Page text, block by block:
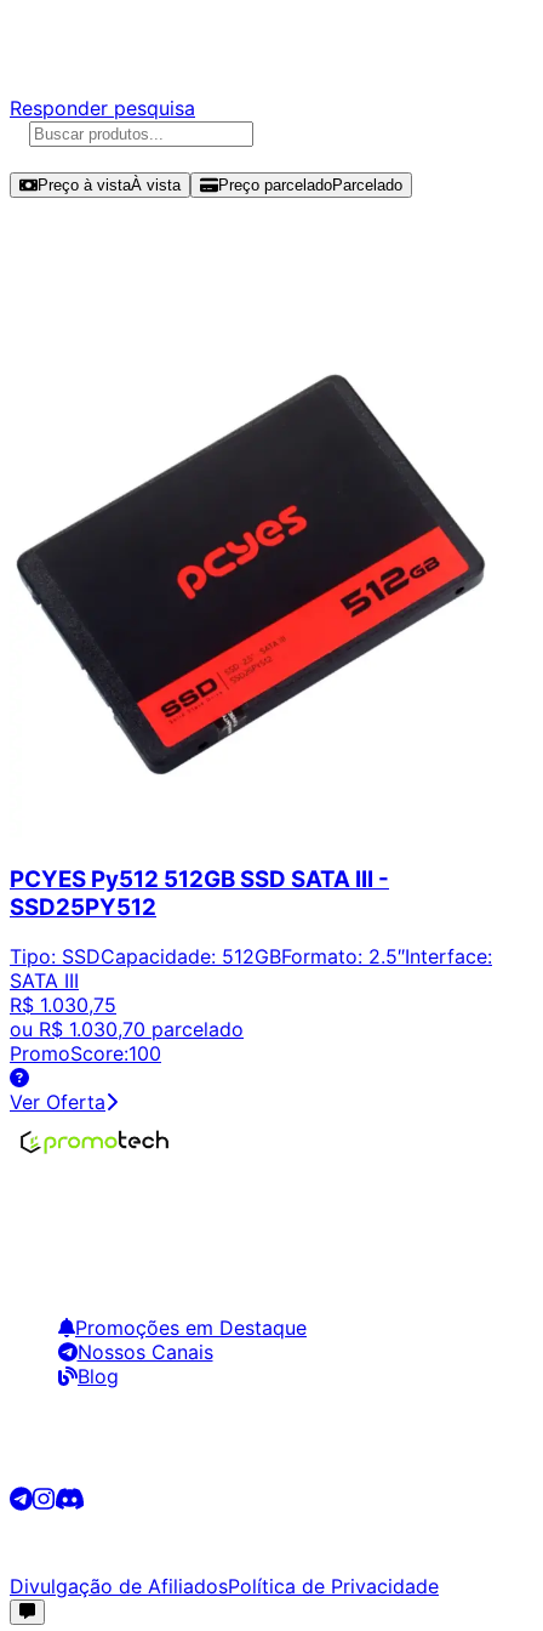
Responder pesquisa
Preço à vistaÀ vista Preço parceladoParcelado
PCYES Py512 512GB SSD SATA III -
SSD25PY512
Tipo: SSDCapacidade: 512GBFormato: 2.5″Interface:
SATA III
R$ 1.030,75
ou R$ 1.030,70 parcelado
PromoScore:100
Ver Oferta
Promoções em Destaque
Nossos Canais
Blog
Divulgação de AfiliadosPolítica de Privacidade